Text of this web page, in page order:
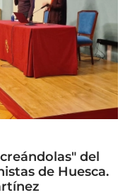
del
de Huesca.